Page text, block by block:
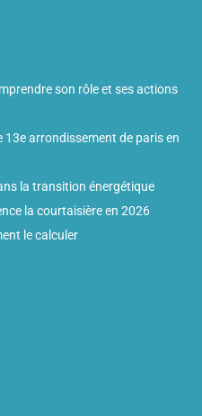
son rôle et ses actions
arrondissement de paris en
la transition énergétique
la courtaisière en 2026
le calculer